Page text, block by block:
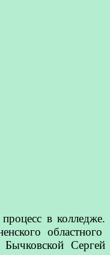
в колледже.
областного
Сергей